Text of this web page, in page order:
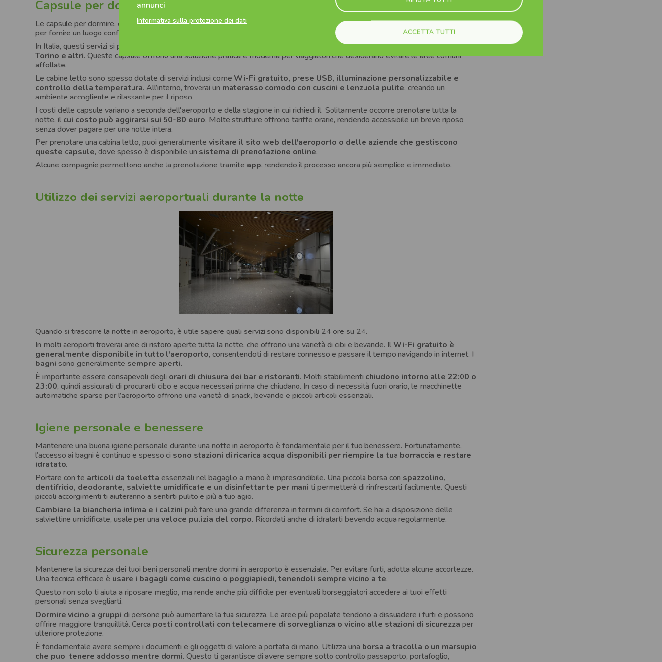
annunci.
Informativa sulla protezione dei dati
ACCETTA TUTTI
Capsule per dormire in aeroporto: cosa sono e quanto costano
Le capsule per dormire, o cabine letto, sonopiccole stanze private installate in alcune aree dell’aeroportoe progettate
per fornire un luogo confortevole e tranquillo per riposarsi durante una lunga attesa.
In Italia, questi servizi si possono trovare in alcuni dei principali aeroporti come
Malpensa (Terminal 1), Orio al Serio, Verona,
Torino e altri. Queste capsule offrono una soluzione pratica e moderna per viaggiatori che desiderano evitare le aree comuni
affollate.
Le cabine letto sono spesso dotate di servizi inclusi come Wi-Fi gratuito, prese USB, illuminazione personalizzabile e
controllo della temperatura. All’interno, troverai un materasso comodo con cuscini e lenzuola pulite, creando un
ambiente accogliente e rilassante per il riposo.
I costi delle capsule variano a seconda dell'aeroporto e della stagione in cui richiedi il Solitamente occorre prenotare tutta la
notte, il cui costo può aggirarsi sui 50-80 euro. Molte strutture offrono tariffe orarie, rendendo accessibile un breve riposo
senza dover pagare per una notte intera.
Per prenotare una cabina letto, puoi generalmente visitare il sito web dell'aeroporto o delle aziende che gestiscono
queste capsule, dove spesso è disponibile un sistema di prenotazione online.
Alcune compagnie permettono anche la prenotazione tramite app, rendendo il processo ancora più semplice e immediato.
Utilizzo dei servizi aeroportuali durante la notte
Quando si trascorre la notte in aeroporto, è utile sapere quali servizi sono disponibili 24 ore su 24.
In molti aeroporti troverai aree di ristoro aperte tutta la notte, che offrono una varietà di cibi e bevande. Il Wi-Fi gratuito è
generalmente disponibile in tutto l'aeroporto, consentendoti di restare connesso e passare il tempo navigando in internet. I
bagni sono generalmente sempre aperti.
È importante essere consapevoli degli orari di chiusura dei bar e ristoranti. Molti stabilimenti chiudono intorno alle 22:00 o
23:00, quindi assicurati di procurarti cibo e acqua necessari prima che chiudano. In caso di necessità fuori orario, le macchinette
automatiche sparse per l’aeroporto offrono una varietà di snack, bevande e piccoli articoli essenziali.
Igiene personale e benessere
Mantenere una buona igiene personale durante una notte in aeroporto è fondamentale per il tuo benessere. Fortunatamente,
l’accesso ai bagni è continuo e spesso ci sono stazioni di ricarica acqua disponibili per riempire la tua borraccia e restare
idratato.
Portare con te articoli da toeletta essenziali nel bagaglio a mano è imprescindibile. Una piccola borsa con spazzolino,
dentifricio, deodorante, salviette umidificate e un disinfettante per mani ti permetterà di rinfrescarti facilmente. Questi
piccoli accorgimenti ti aiuteranno a sentirti pulito e più a tuo agio.
Cambiare la biancheria intima e i calzini può fare una grande differenza in termini di comfort. Se hai a disposizione delle
salviettine umidificate, usale per una veloce pulizia del corpo. Ricordati anche di idratarti bevendo acqua regolarmente.
Sicurezza personale
Mantenere la sicurezza dei tuoi beni personali mentre dormi in aeroporto è essenziale. Per evitare furti, adotta alcune accortezze.
Una tecnica efficace è usare i bagagli come cuscino o poggiapiedi, tenendoli sempre vicino a te.
Questo non solo ti aiuta a riposare meglio, ma rende anche più difficile per eventuali borseggiatori accedere ai tuoi effetti
personali senza svegliarti.
Dormire vicino a gruppi di persone può aumentare la tua sicurezza. Le aree più popolate tendono a dissuadere i furti e possono
offrire maggiore tranquillità. Cerca posti controllati con telecamere di sorveglianza o vicino alle stazioni di sicurezza per
ulteriore protezione.
È fondamentale avere sempre i documenti e gli oggetti di valore a portata di mano. Utilizza una borsa a tracolla o un marsupio
che puoi tenere addosso mentre dormi. Questo ti garantisce di avere sempre sotto controllo passaporto, portafoglio,